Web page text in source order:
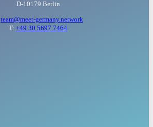
D-10179 Berlin
team@meet-germany.network
T: +49 30 5697 7464